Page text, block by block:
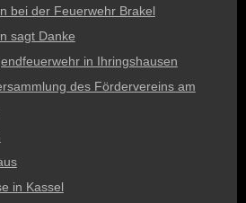
bei der Feuerwehr Brakel
sagt Danke
in Ihringshausen
des Fördervereins am
in Kassel